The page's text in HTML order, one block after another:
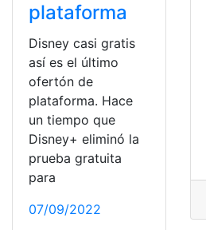
plataforma
Disney casi gratis
así es el último
ofertón de
plataforma. Hace
un tiempo que
Disney+ eliminó la
prueba gratuita
para
07/09/2022